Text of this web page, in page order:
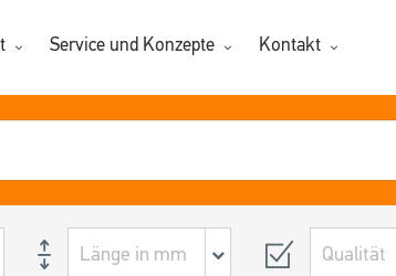
Service und Konzepte Kontakt